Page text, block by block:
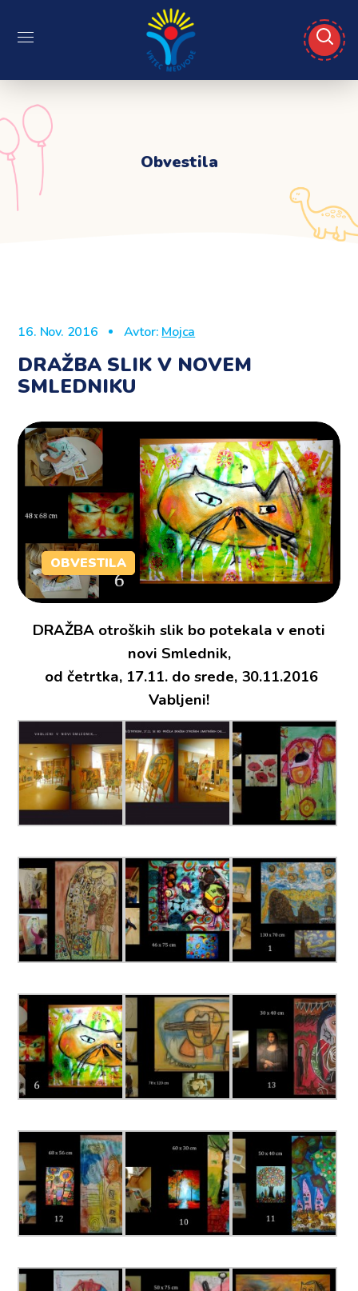
Obvestila
16. Nov. 2016 Avtor: Mojca
DRAŽBA SLIK V NOVEM
SMLEDNIKU
OBVESTILA
DRAŽBA otroških slik bo potekala v enoti
novi Smlednik,
od četrtka, 17.11. do srede, 30.11.2016
Vabljeni!​